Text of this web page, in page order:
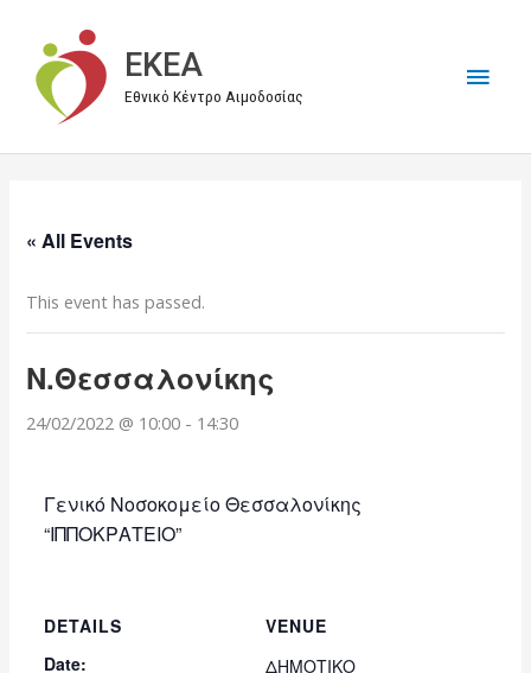
περιεχόμενο
EKEA
Εθνικό Κέντρο Αιμοδοσίας
« All Events
This event has passed.
Ν.Θεσσαλονίκης
24/02/2022 @ 10:00 - 14:30
Γενικό Νοσοκομείο Θεσσαλονίκης
“ΙΠΠΟΚΡΑΤΕΙΟ”
DETAILS
Date:
VENUE
ΔΗΜΟΤΙΚΟ